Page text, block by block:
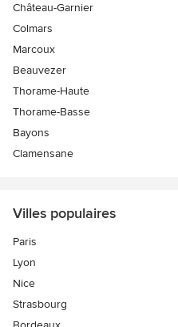
Château-Garnier
Colmars
Marcoux
Beauvezer
Thorame-Haute
Thorame-Basse
Bayons
Clamensane
Villes populaires
Paris
Lyon
Nice
Strasbourg